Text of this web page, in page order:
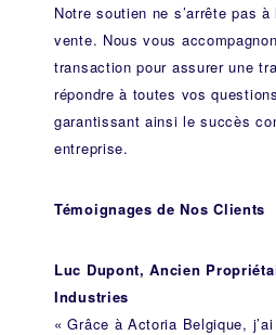
Notre soutien ne s’arrête pas
vente. Nous vous
transaction pour assurer une
répondre à toutes vos
garantissant ainsi le succès
entreprise.
Témoignages de Nos Clients
Luc Dupont, Ancien
Industries
« Grâce à Actoria Belgique,